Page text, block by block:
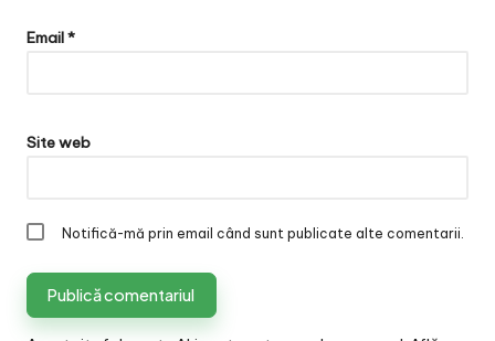
Email*
Site web
Notifică-mă prin email când sunt publicate alte comentarii.